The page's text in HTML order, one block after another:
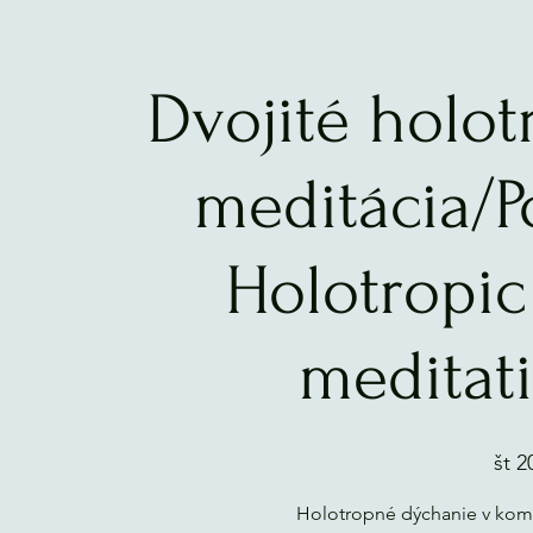
Dvojité
meditácia/
št
Holotropné dýchanie v